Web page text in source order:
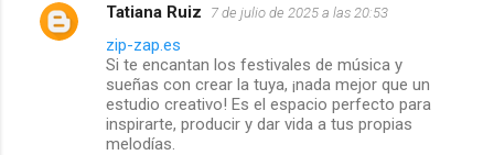
Tatiana Ruiz 7 de julio de 2025 a las 20:53
zip-zap.es
Si te encantan los festivales de música y
sueñas con crear la tuya, ¡nada mejor que un
estudio creativo! Es el espacio perfecto para
inspirarte, producir y dar vida a tus propias
melodías.